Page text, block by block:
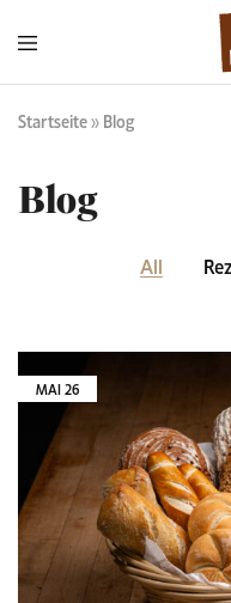
Startseite» Blog
Blog
All
MAI 26